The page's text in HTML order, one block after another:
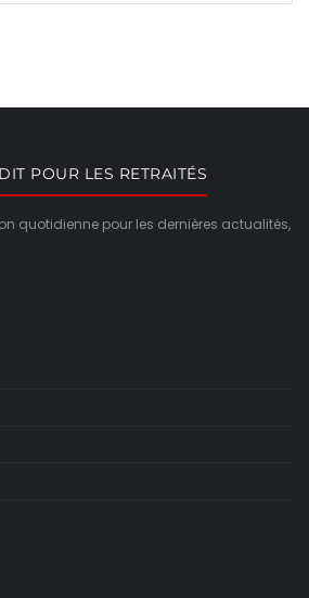
POUR LES RETRAITÉS
quotidienne pour les dernières actualités,